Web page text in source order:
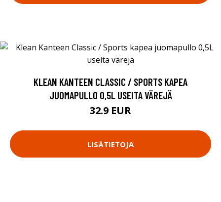
KLEAN KANTEEN CLASSIC / SPORTS KAPEA
JUOMAPULLO 0,5L USEITA VÄREJÄ
32.9 EUR
LISÄTIETOJA